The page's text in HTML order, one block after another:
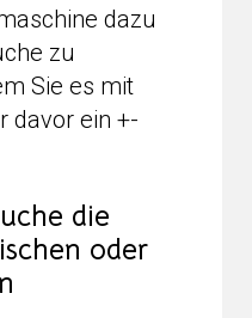
dazu
zu
Sie es mit
davor ein +-
die
oder